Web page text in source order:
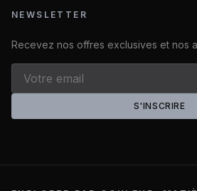
NEWSLETTER
Recevez nos offres exclusives et nos
S'INSCRIRE